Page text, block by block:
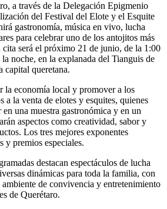
a través de la Delegación Epigmenio
del Festival del Elote y el Esquite
gastronomía, música en vivo, lucha
para celebrar uno de los antojitos más
será el próximo 21 de junio, de la 1:00
noche, en la explanada del Tianguis de
capital queretana.
la economía local y promover a los
a la venta de elotes y esquites, quienes
una muestra gastronómica y en un
aspectos como creatividad, sabor y
Los tres mejores exponentes
y premios especiales.
destacan espectáculos de lucha
dinámicas para toda la familia, con
de convivencia y entretenimiento
de Querétaro.